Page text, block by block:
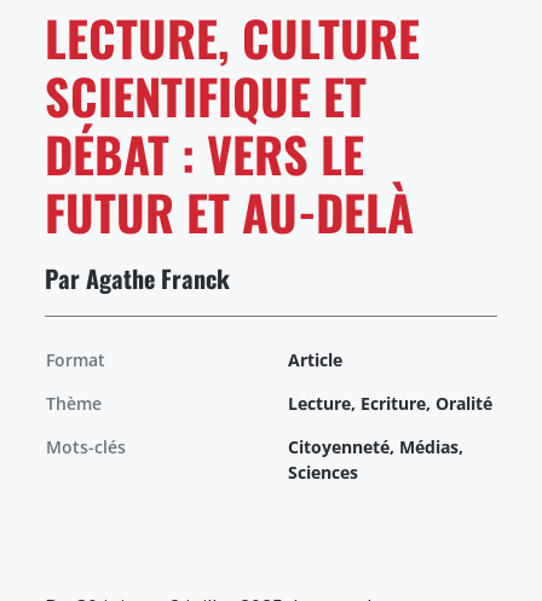
LECTURE, CULTURE
SCIENTIFIQUE ET
DÉBAT : VERS LE
FUTUR ET AU-DELÀ
Par Agathe Franck
Format
Article
Thème
Lecture, Ecriture, Oralité
Mots-clés
Citoyenneté, Médias,
Sciences